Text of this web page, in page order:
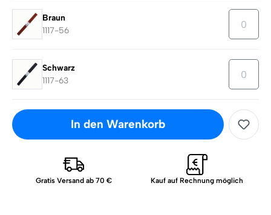
Braun
1117-56
Schwarz
1117-63
In den Warenkorb
Gratis Versand ab 70 € Kauf auf Rechnung möglich